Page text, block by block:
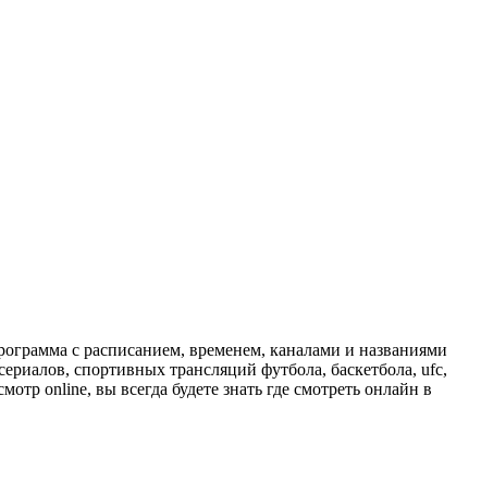
с расписанием, временем, каналами и названиями
спортивных трансляций футбола, баскетбола, ufc,
online, вы всегда будете знать где смотреть онлайн в